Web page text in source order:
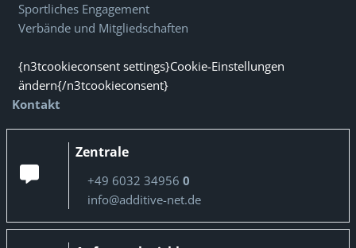
Sportliches Engagement
Verbände und Mitgliedschaften
{n3tcookieconsent settings}Cookie-Einstellungen
ändern{/n3tcookieconsent}
Kontakt
Zentrale
+49 6032 34956 0
info@additive-net.de